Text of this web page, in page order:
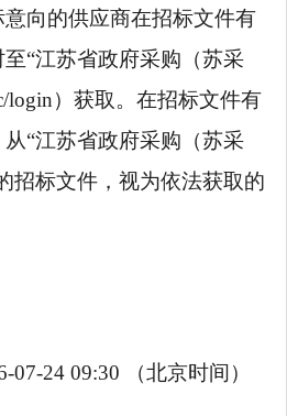
向的供应商在招标文件有
“江苏省政府采购（苏采
login）获取。在招标文件有
“江苏省政府采购（苏采
招标文件，视为依法获取的
07-24 09:30 （北京时间）